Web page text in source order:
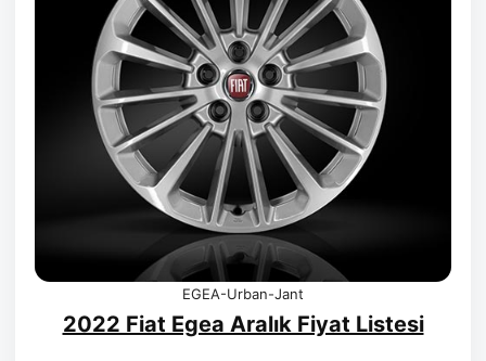
EGEA-Urban-Jant
2022 Fiat Egea Aralık Fiyat Listesi